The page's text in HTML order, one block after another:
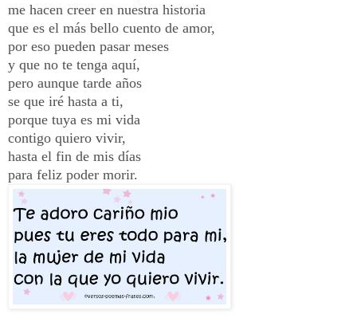
me hacen creer en nuestra historia
que es el más bello cuento de amor,
por eso pueden pasar meses
y que no te tenga aquí,
pero aunque tarde años
se que iré hasta a ti,
porque tuya es mi vida
contigo quiero vivir,
hasta el fin de mis días
para feliz poder morir.